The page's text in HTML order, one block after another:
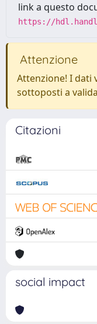
link a questo
https://
Attenzione
Attenzione! I dati
sottoposti a
Citazioni
social impact